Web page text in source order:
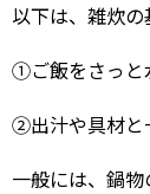
以下は、雑炊の
①ご飯をさっと
②出汁や具材と
一般には、鍋